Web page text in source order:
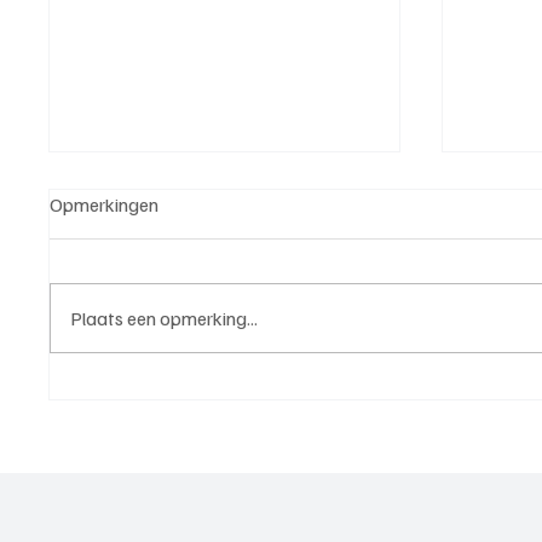
Opmerkingen
Plaats een opmerking...